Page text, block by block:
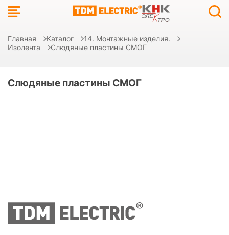
Главная Каталог
14. Монтажные изделия.
Изолента
Слюдяные пластины СМОГ
Слюдяные пластины СМОГ